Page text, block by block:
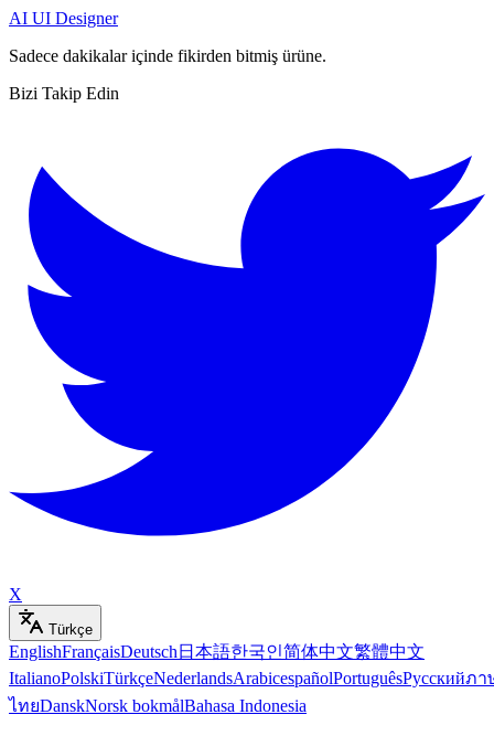
AI UI Designer
Sadece dakikalar içinde fikirden bitmiş ürüne.
Bizi Takip Edin
X
Türkçe
EnglishFrançaisDeutsch 日本語한국인简体中文繁體中文
ItalianoPolskiTürkçeNederlandsArabicespañolPortuguêsРусскийภา
ไทยDanskNorsk bokmålBahasa Indonesia